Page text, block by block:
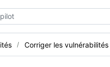
Corriger les vulnérabilités